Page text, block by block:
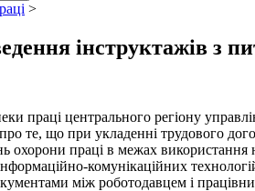
>
інструктажів з
праці центрального регіону
те, що при укладенні трудового
охорони праці в межах
комунікаційних
між роботодавцем і